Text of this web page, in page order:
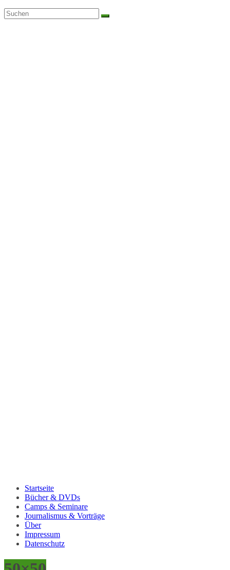
Startseite
Bücher & DVDs
Camps & Seminare
Journalismus & Vorträge
Über
Impressum
Datenschutz